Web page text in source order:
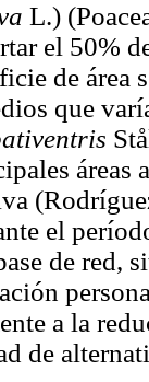
L.)
el 50%
de área
que
áreas
el
de red,
a la
de